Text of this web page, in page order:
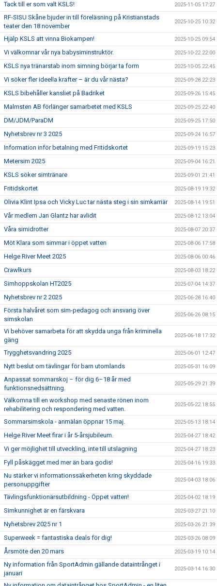
Tack till er som valt KSLS! 2025-11-05 17:27
RF-SISU Skåne bjuder in till föreläsning på Kristianstads
teater den 18 november
2025-10-25 10:32
Hjälp KSLS att vinna Biokampen! 2025-10-25 09:54
Vi välkomnar vår nya babysiminstruktör. 2025-10-22 22:00
KSLS nya tränarstab inom simning börjar ta form 2025-10-05 22:45
Vi söker fler ideella krafter – är du vår nästa? 2025-09-28 22:23
KSLS bibehåller kansliet på Badriket 2025-09-26 15:45
Malmsten AB förlänger samarbetet med KSLS 2025-09-25 22:40
DM/JDM/ParaDM 2025-09-25 17:50
Nyhetsbrev nr 3 2025 2025-09-24 16:57
Information inför betalning med Fritidskortet 2025-09-19 15:23
Metersim 2025 2025-09-04 16:21
KSLS söker simtränare 2025-09-01 21:41
Fritidskortet 2025-08-19 19:32
Olivia Klint Ipsa och Vicky Luc tar nästa steg i sin simkarriär 2025-08-14 19:51
Vår medlem Jan Glantz har avlidit 2025-08-12 13:04
Våra simidrotter 2025-08-07 20:37
Möt Klara som simmar i öppet vatten 2025-08-06 17:58
Helge River Meet 2025 2025-08-06 00:46
Crawlkurs 2025-08-03 18:22
Simhoppskolan HT2025 2025-07-04 14:37
Nyhetsbrev nr 2 2025 2025-06-28 16:40
Första halvåret som sim-pedagog och ansvarig över
simskolan
2025-06-26 08:15
Vi behöver samarbeta för att skydda unga från kriminella
gäng
2025-06-18 17:32
Trygghetsvandring 2025 2025-06-01 12:47
Nytt beslut om tävlingar för barn utomlands 2025-05-31 16:09
Anpassat sommarskoj – för dig 6–18 år med
funktionsnedsättning.
2025-05-29 21:39
Välkomna till en workshop med senaste rönen inom
rehabilitering och respondering med vatten.
2025-05-22 18:55
Sommarsimskola - anmälan öppnar 15 maj. 2025-05-13 18:14
Helge River Meet firar i år 5-årsjubileum. 2025-04-27 18:42
Vi ger möjlighet till utveckling, inte till utslagning 2025-04-27 18:23
Fyll påskägget med mer än bara godis! 2025-04-16 19:33
Nu stärker vi informationssäkerheten kring skyddade
personuppgifter
2025-04-03 18:06
Tävlingsfunktionärsutbildning - Öppet vatten! 2025-04-02 18:19
Simkunnighet är en färskvara 2025-03-27 21:10
Nyhetsbrev 2025 nr 1 2025-03-26 21:39
Superweek = fantastiska deals för dig! 2025-03-26 08:09
Årsmöte den 20 mars 2025-03-19 10:14
Ny information från SportAdmin gällande dataintrånget i
januari
2025-03-14 16:30